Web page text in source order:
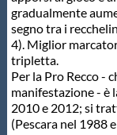
Area Legislativa
Protezione
gradualmente
segno tra i
4). Miglior
tripletta.
Per la Pro Recco -
manifestazione - è
2010 e 2012; si
(Pescara nel 1988